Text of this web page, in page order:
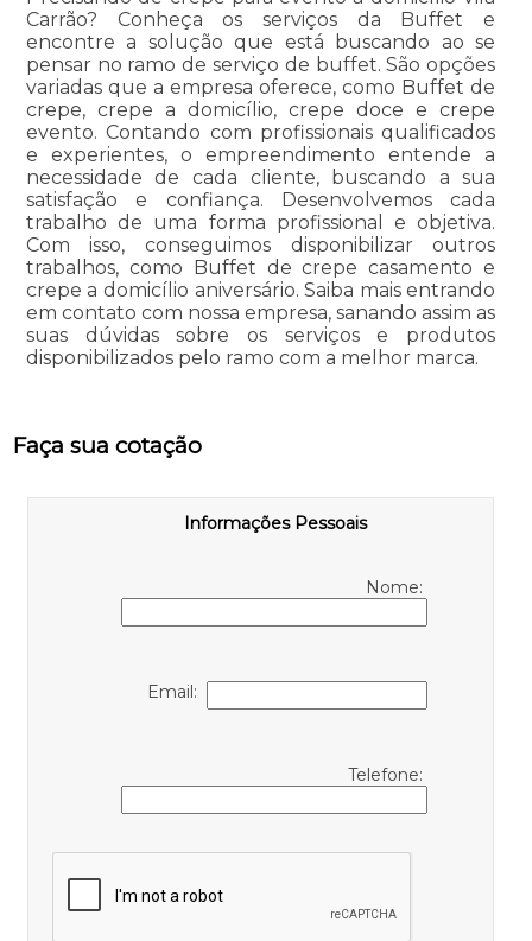
Carrão? Conheça os serviços da Buffet e
encontre a solução que está buscando ao se
pensar no ramo de serviço de buffet. São opções
variadas que a empresa oferece, como Buffet de
crepe, crepe a domicílio, crepe doce e crepe
evento. Contando com profissionais qualificados
e experientes, o empreendimento entende a
necessidade de cada cliente, buscando a sua
satisfação e confiança. Desenvolvemos cada
trabalho de uma forma profissional e objetiva.
Com isso, conseguimos disponibilizar outros
trabalhos, como Buffet de crepe casamento e
crepe a domicílio aniversário. Saiba mais entrando
em contato com nossa empresa, sanando assim as
suas dúvidas sobre os serviços e produtos
disponibilizados pelo ramo com a melhor marca.
Faça sua cotação
Informações Pessoais
Nome:
Email:
Telefone: